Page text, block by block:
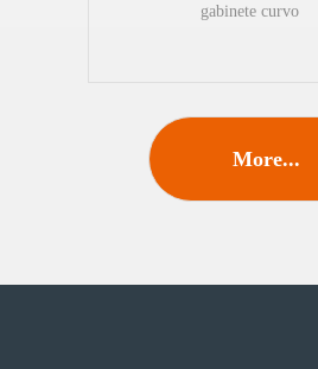
gabinete curvo
More...